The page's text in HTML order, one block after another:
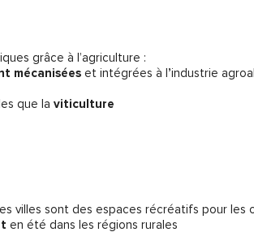
grâce à l’agriculture :
mécaniséeset intégrées à l’industrie
que la viticulture
villes sont des espaces récréatifs pour les
en été dans les régions rurales